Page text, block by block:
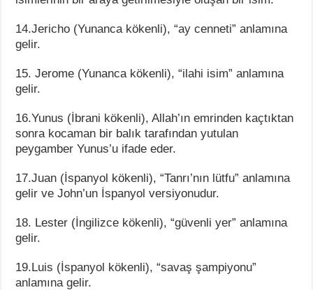
14.Jericho (Yunanca kökenli), “ay cenneti” anlamına
gelir.
15. Jerome (Yunanca kökenli), “ilahi isim” anlamına
gelir.
16.Yunus (İbrani kökenli), Allah’ın emrinden kaçtıktan
sonra kocaman bir balık tarafından yutulan
peygamber Yunus’u ifade eder.
17.Juan (İspanyol kökenli), “Tanrı’nın lütfu” anlamına
gelir ve John’un İspanyol versiyonudur.
18. Lester (İngilizce kökenli), “güvenli yer” anlamına
gelir.
19.Luis (İspanyol kökenli), “savaş şampiyonu”
anlamına gelir.